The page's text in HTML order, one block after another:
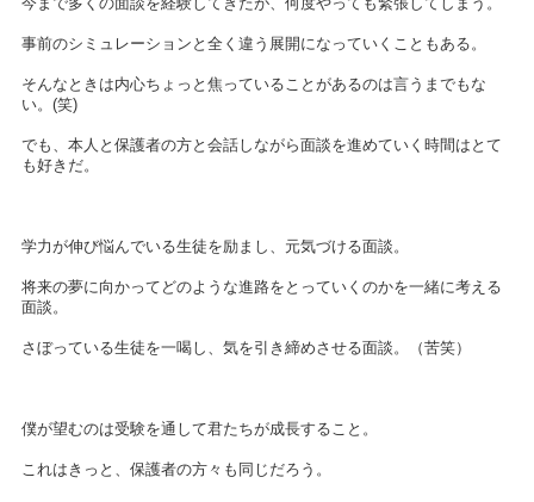
事前のシミュレーションと全く違う展開になっていくこともある。
そんなときは内心ちょっと焦っていることがあるのは言うまでもな
い。(笑)
でも、本人と保護者の方と会話しながら面談を進めていく時間はとて
も好きだ。
学力が伸び悩んでいる生徒を励まし、元気づける面談。
将来の夢に向かってどのような進路をとっていくのかを一緒に考える
面談。
さぼっている生徒を一喝し、気を引き締めさせる面談。（苦笑）
僕が望むのは受験を通して君たちが成長すること。
これはきっと、保護者の方々も同じだろう。